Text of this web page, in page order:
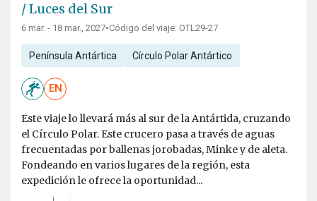
/ Luces del Sur
6 mar. - 18 mar., 2027•Código del viaje: OTL29-27
Península Antártica Círculo Polar Antártico
EN
Este viaje lo llevará más al sur de la Antártida, cruzando
el Círculo Polar. Este crucero pasa a través de aguas
frecuentadas por ballenas jorobadas, Minke y de aleta.
Fondeando en varios lugares de la región, esta
expedición le ofrece la oportunidad...